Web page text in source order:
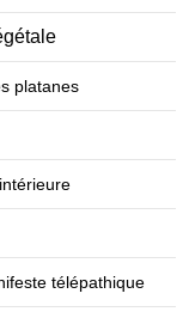
platanes
télépathique